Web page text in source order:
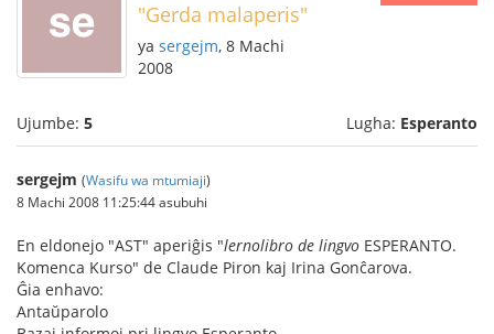
"Gerda malaperis"
ya sergejm, 8 Machi
2008
Ujumbe: 5 Lugha: Esperanto
sergejm (Wasifu wa mtumiaji)
8 Machi 2008 11:25:44 asubuhi
En eldonejo "AST" aperiĝis "lernolibro de lingvo ESPERANTO.
Komenca Kurso" de Claude Piron kaj Irina Gonĉarova.
Ĝia enhavo:
Antaŭparolo